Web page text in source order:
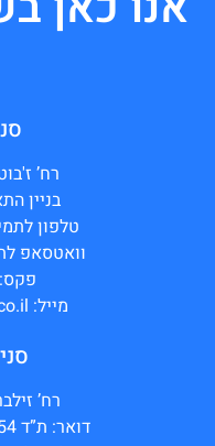
רח’
בניין
טלפון לתמיכה: 02-
וואטסאפ לתמיכה:
פקס: 02-
מייל: info@account-it.co.il
רח’
דואר: ת”ד 44154, ירושלים 91441